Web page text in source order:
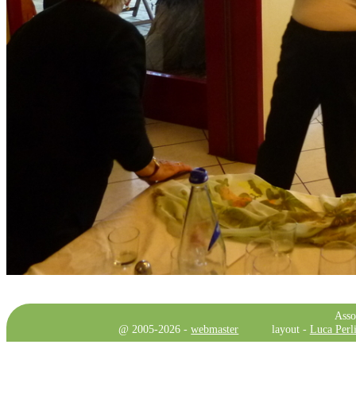
@ 2005-2026 -webmaster layout - Luca